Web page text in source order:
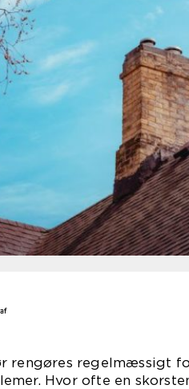
rengøres regelmæssigt
Hvor ofte en